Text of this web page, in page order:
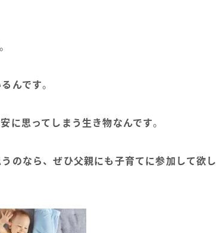
んです。
に思ってしまう生き物なんです。
のなら、ぜひ父親にも子育てに参加して欲し